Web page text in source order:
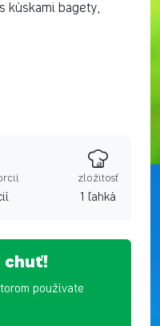
kúskami bagety,
zložitosť
1 ľahká
chuť!
používate